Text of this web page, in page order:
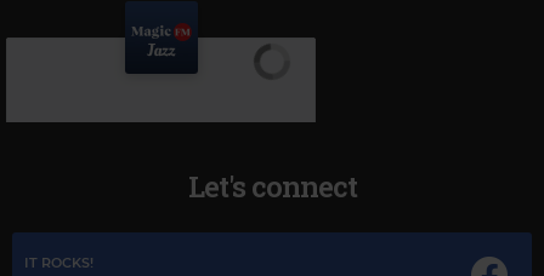
Let's connect
IT ROCKS!